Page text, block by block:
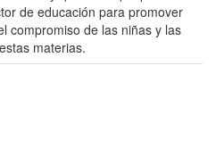
de educación para promover
compromiso de las niñas y las
materias.